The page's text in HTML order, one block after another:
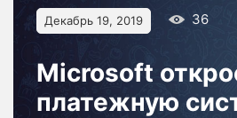
Декабрь 19, 2019 36
Microsoft
платежную